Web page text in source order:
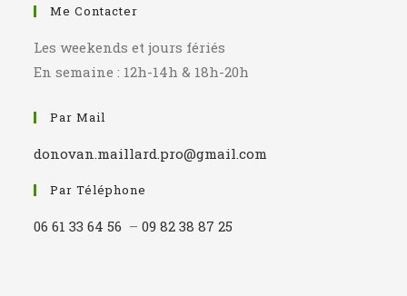
Me Contacter
Les weekends et jours fériés
En semaine : 12h-14h & 18h-20h
Par Mail
donovan.maillard.pro@gmail.com
Par Téléphone
06 61 33 64 56 –09 82 38 87 25